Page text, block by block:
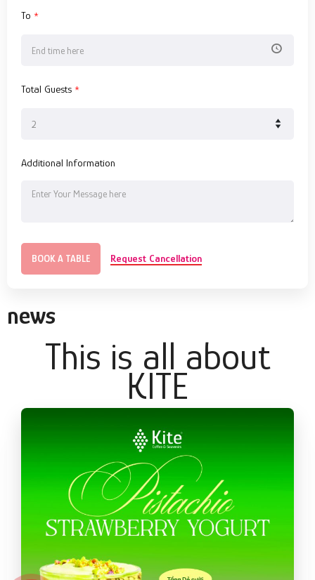
To *
Total Guests *
Additional Information
BOOK A TABLE Request Cancellation
news
This is all about
KITE